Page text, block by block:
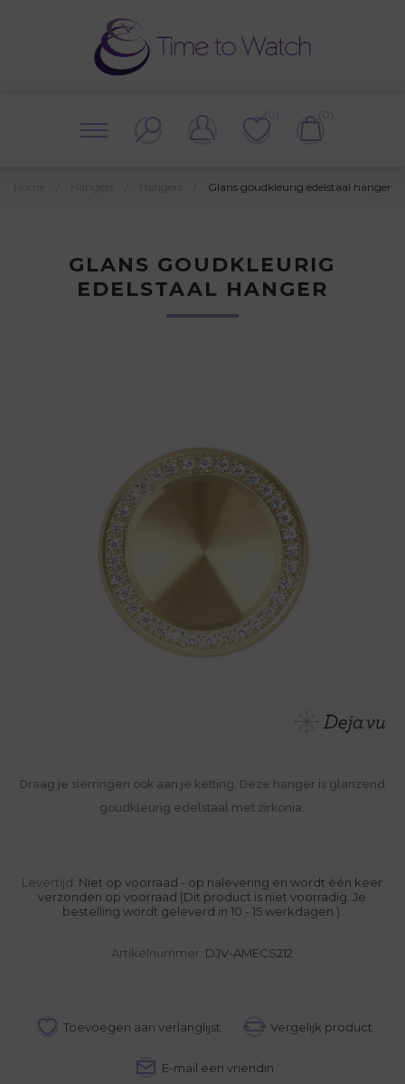
(0) (0)
Glans goudkleurig edelstaal hanger
GLANS GOUDKLEURIG
EDELSTAAL HANGER
Draag je sierringen ook aan je ketting. Deze hanger is glanzend
goudkleurig edelstaal met zirkonia.
Levertijd: Niet op voorraad - op nalevering en wordt één keer
verzonden op voorraad (Dit product is niet voorradig. Je
bestelling wordt geleverd in 10 - 15 werkdagen.).
Artikelnummer: DJV-AMECS212